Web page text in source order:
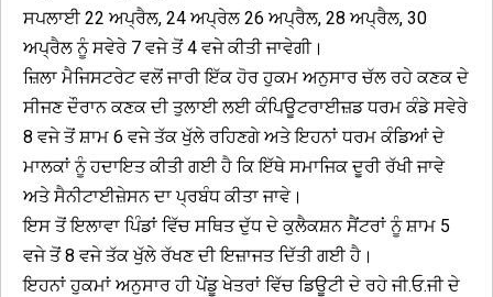
ਸਪਲਾਈ 22 ਅਪ੍ਰੈਲ, 24 ਅਪ੍ਰੇਲ 26 ਅਪ੍ਰੈਲ, 28 ਅਪ੍ਰੈਲ, 30
ਅਪ੍ਰੈਲ ਨੂੰ ਸਵੇਰੇ 7 ਵਜੇ ਤੋਂ 4 ਵਜੇ ਕੀਤੀ ਜਾਵੇਗੀ।
ਜ਼ਿਲਾ ਮੈਜਿਸਟਰੇਟ ਵਲੋਂ ਜਾਰੀ ਇੱਕ ਹੋਰ ਹੁਕਮ ਅਨੁਸਾਰ ਚੱਲ ਰਹੇ ਕਣਕ ਦੇ
ਸੀਜਣ ਦੌਰਾਨ ਕਣਕ ਦੀ ਤੁਲਾਈ ਲਈ ਕੰਪਿਊਟਰਾਈਜ਼ਡ ਧਰਮ ਕੰਡੇ ਸਵੇਰੇ
8 ਵਜੇ ਤੋਂ ਸ਼ਾਮ 6 ਵਜੇ ਤੱਕ ਖੁੱਲੇ ਰਹਿਣਗੇ ਅਤੇ ਇਹਨਾਂ ਧਰਮ ਕੰਡਿਆਂ ਦੇ
ਮਾਲਕਾਂ ਨੂੰ ਹਦਾਇਤ ਕੀਤੀ ਗਈ ਹੈ ਕਿ ਇੱਥੇ ਸਮਾਜਿਕ ਦੂਰੀ ਰੱਖੀ ਜਾਵੇ
ਅਤੇ ਸੈਨੀਟਾਈਜ਼ੇਸਨ ਦਾ ਪ੍ਰਬੰਧ ਕੀਤਾ ਜਾਵੇ।
ਇਸ ਤੋਂ ਇਲਾਵਾ ਪਿੰਡਾਂ ਵਿੱਚ ਸਥਿਤ ਦੁੱਧ ਦੇ ਕੁਲੈਕਸ਼ਨ ਸੈਂਟਰਾਂ ਨੂੰ ਸ਼ਾਮ 5
ਵਜੇ ਤੋਂ 8 ਵਜੇ ਤੱਕ ਖੁੱਲੇ ਰੱਖਣ ਦੀ ਇਜ਼ਾਜਤ ਦਿੱਤੀ ਗਈ ਹੈ।
ਇਹਨਾਂ ਹੁਕਮਾਂ ਅਨੁਸਾਰ ਹੀ ਪੇਂਡੂ ਖੇਤਰਾਂ ਵਿੱਚ ਡਿਊਟੀ ਦੇ ਰਹੇ ਜੀ.ਓ.ਜੀ ਦੇ